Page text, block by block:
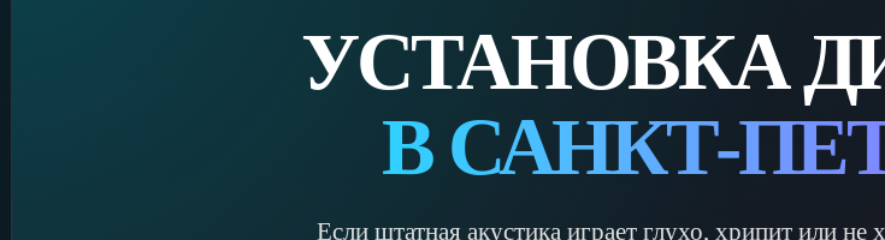
УСТАНОВКА
В САНКТ-
Если штатная акустика играет глухо, хрипит или